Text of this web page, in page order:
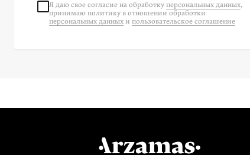
Я даю свое согласие на обработку персональных данных,
принимаю политику в отношении обработки
персональных данных и пользовательское соглашение